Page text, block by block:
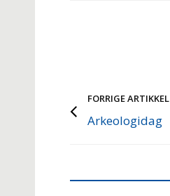
FORRIGE ARTIKKEL
Arkeologidag